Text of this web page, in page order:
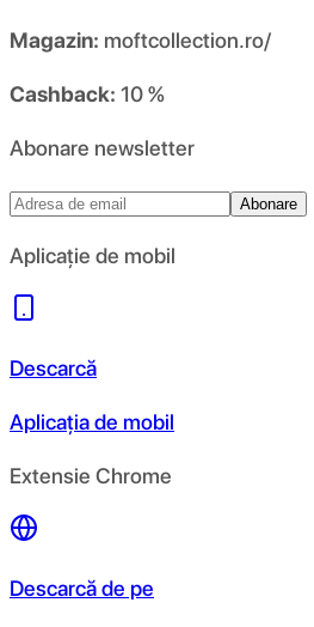
Magazin: moftcollection.ro/
Cashback: 10 %
Abonare newsletter
Abonare
Aplicație de mobil
Descarcă
Aplicația de mobil
Extensie Chrome
Descarcă de pe